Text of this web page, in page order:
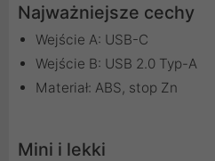
Najważniejsze cechy
Wejście A: USB-C
Wejście B: USB 2.0 Typ-A
Materiał: ABS, stop Zn
Mini i lekki